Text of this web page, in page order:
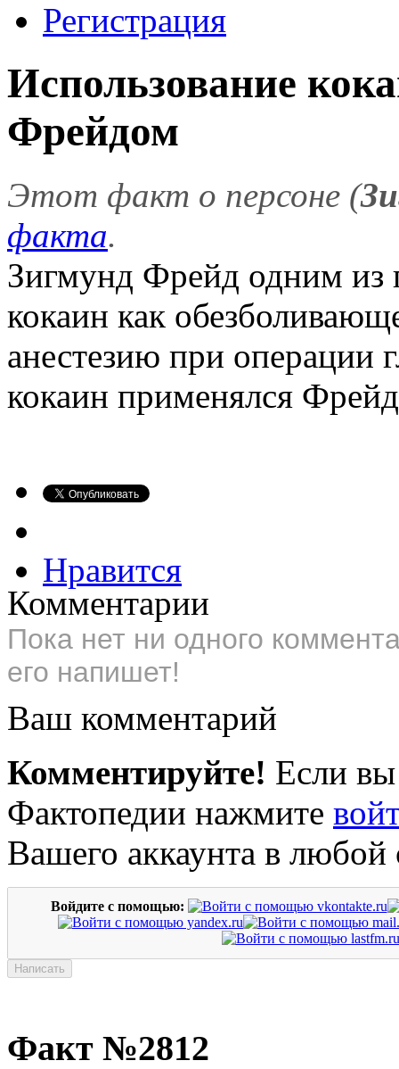
Регистрация
Использование
Фрейдом
Этот факт о персоне (
факта.
Зигмунд Фрейд одним из
кокаин как
анестезию при операции
кокаин применялся
Нравится
Комментарии
Пока нет ни одного
его напишет!
Ваш комментарий
Комментируйте! Если вы
Фактопедии нажмите
Вашего аккаунта в любой
Войдите с помощью:
Факт №2812